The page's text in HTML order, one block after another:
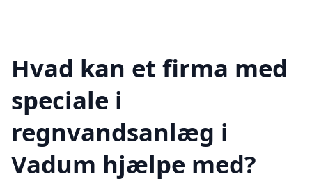
Hvad kan et firma med
speciale i
regnvandsanlæg i
Vadum hjælpe med?